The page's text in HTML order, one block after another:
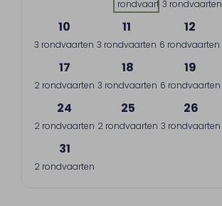
1 rondvaart 3 rondvaarten
10
3 rondvaarten
11
3 rondvaarten
12
6 rondvaarten
17
2 rondvaarten
18
3 rondvaarten
19
6 rondvaarten
24
2 rondvaarten
25
2 rondvaarten
26
3 rondvaarten
31
2 rondvaarten